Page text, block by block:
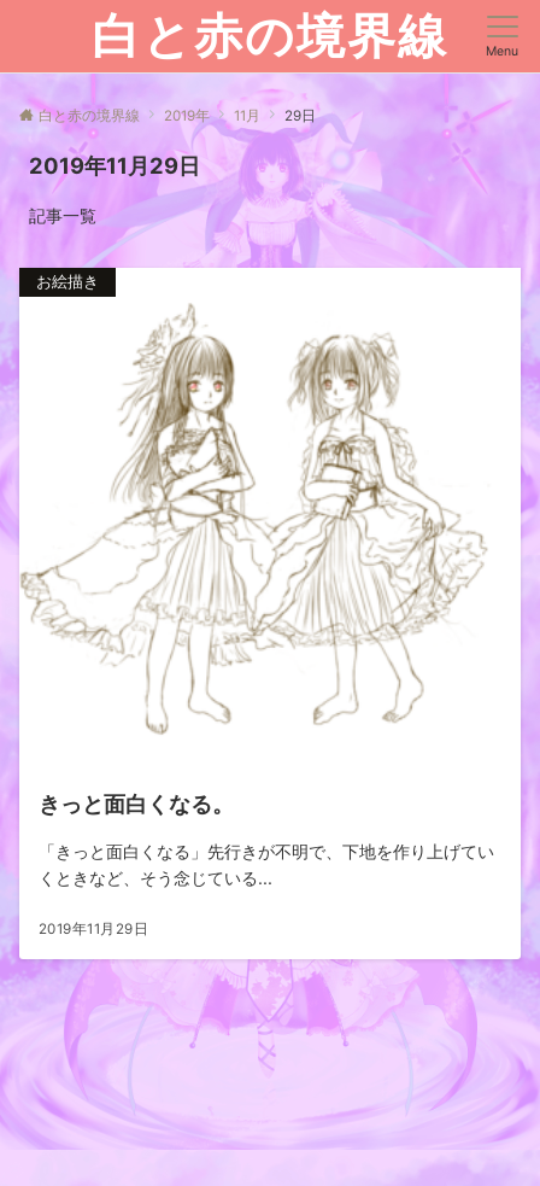
白と赤の境界線 Menu
白と赤の境界線 2019年 11月 29日
2019年11月29日
記事一覧
お絵描き
きっと面白くなる。
「きっと面白くなる」先行きが不明で、下地を作り上げてい
くときなど、そう念じている...
2019年11月29日